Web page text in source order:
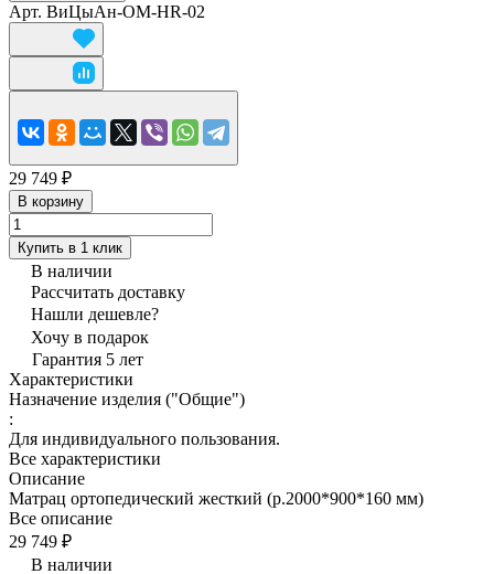
Арт. ВиЦыАн-ОМ-HR-02
29 749 ₽
В корзину
Купить в 1 клик
В наличии
Рассчитать доставку
Нашли дешевле?
Хочу в подарок
Гарантия 5 лет
Характеристики
Назначение изделия ("Общие")
:
Для индивидуального пользования.
Все характеристики
Описание
Матрац ортопедический жесткий (р.2000*900*160 мм)
Все описание
29 749 ₽
В наличии